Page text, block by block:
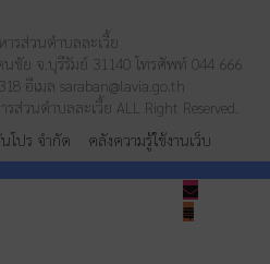
ารส่วนตำบลละเวี้ย
นชัย จ.บุรีรัมย์ 31140 โทรศัพท์ 044 666
อีเมล saraban@lavia.go.th
ส่วนตำบลละเวี้ย ALL Right Reserved.
โปร จำกัด คลังความรู้ใช้งานเว็บ